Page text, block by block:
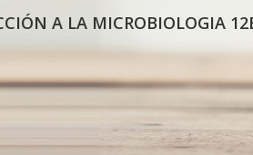
A LA MICROBIOLOGIA